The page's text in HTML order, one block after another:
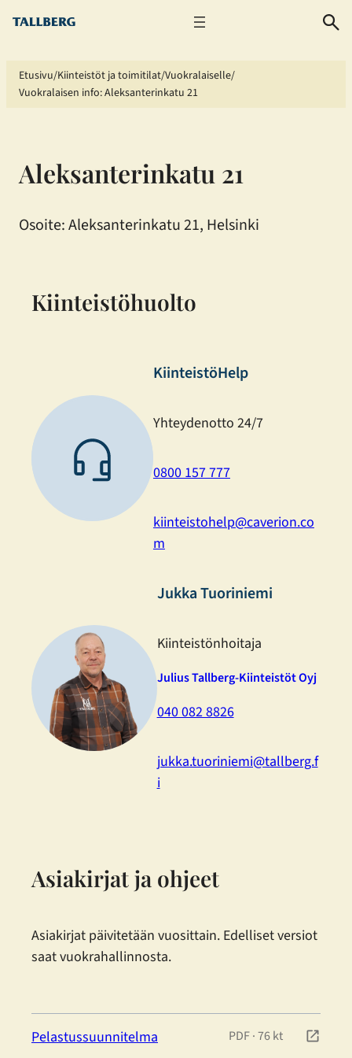
Siirry
Etusivu Kiinteistöt ja toimitilat Vuokralaiselle
Vuokralaisen info: Aleksanterinkatu 21
Aleksanterinkatu 21
Osoite: Aleksanterinkatu 21, Helsinki
Kiinteistöhuolto
KiinteistöHelp
Yhteydenotto 24/7
0800 157 777
kiinteistohelp@caverion.co
m
Jukka Tuoriniemi
Kiinteistönhoitaja
Julius Tallberg-Kiinteistöt Oyj
040 082 8826
jukka.tuoriniemi@tallberg.f
i
Asiakirjat ja ohjeet
Asiakirjat päivitetään vuosittain. Edelliset versiot
saat vuokrahallinnosta.
Pelastussuunnitelma PDF·76 kt